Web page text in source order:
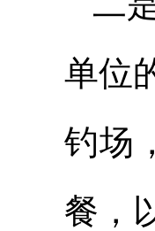
单位
钓场
餐，